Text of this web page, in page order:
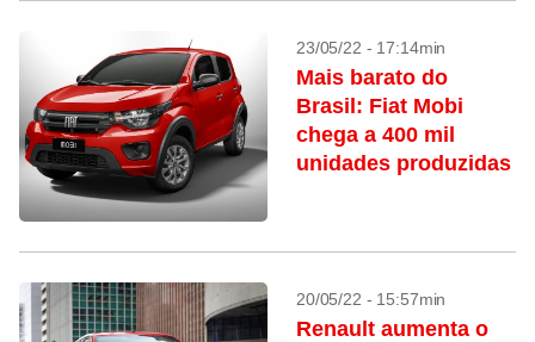
23/05/22 - 17:14min
Mais barato do
Brasil: Fiat Mobi
chega a 400 mil
unidades produzidas
20/05/22 - 15:57min
Renault aumenta o